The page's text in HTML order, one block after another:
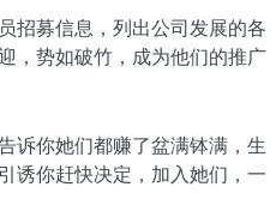
招募信息，列出公司发展的各
，势如破竹，成为他们的推广
诉你她们都赚了盆满钵满，生
诱你赶快决定，加入她们，一